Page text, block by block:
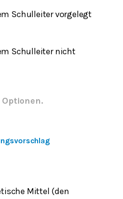
Schulleiter vorgelegt
Schulleiter nicht
Mittel (den